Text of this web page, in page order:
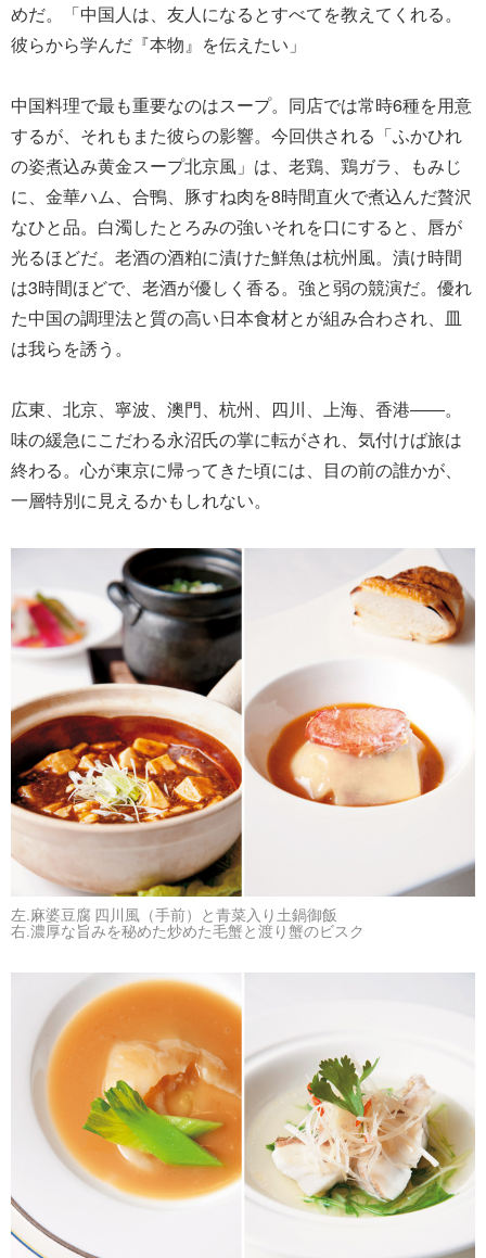
めだ。「中国人は、友人になるとすべてを教えてくれる。
彼らから学んだ『本物』を伝えたい」
中国料理で最も重要なのはスープ。同店では常時6種を用意
するが、それもまた彼らの影響。今回供される「ふかひれ
の姿煮込み黄金スープ北京風」は、老鶏、鶏ガラ、もみじ
に、金華ハム、合鴨、豚すね肉を8時間直火で煮込んだ贅沢
なひと品。白濁したとろみの強いそれを口にすると、唇が
光るほどだ。老酒の酒粕に漬けた鮮魚は杭州風。漬け時間
は3時間ほどで、老酒が優しく香る。強と弱の競演だ。優れ
た中国の調理法と質の高い日本食材とが組み合わされ、皿
は我らを誘う。
広東、北京、寧波、澳門、杭州、四川、上海、香港――。
味の緩急にこだわる永沼氏の掌に転がされ、気付けば旅は
終わる。心が東京に帰ってきた頃には、目の前の誰かが、
一層特別に見えるかもしれない。
左.麻婆豆腐 四川風（手前）と青菜入り土鍋御飯
右.濃厚な旨みを秘めた炒めた毛蟹と渡り蟹のビスク